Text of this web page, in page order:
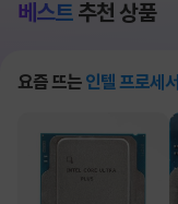
베스트 추천 상품
요즘 뜨는 인텔 프로세서